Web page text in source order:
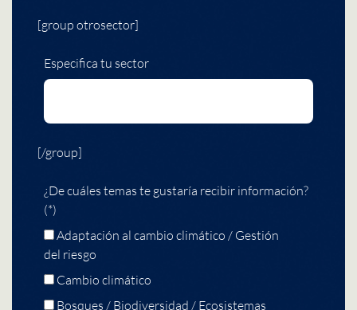
[group otrosector]
Especifica tu sector
[/group]
¿De cuáles temas te gustaría recibir información?
(*)
Adaptación al cambio climático / Gestión
del riesgo
Cambio climático
Bosques / Biodiversidad / Ecosistemas